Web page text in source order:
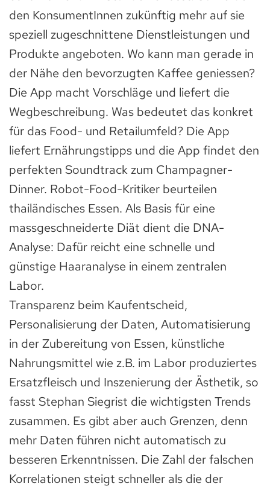
den KonsumentInnen zukünftig mehr auf sie
speziell zugeschnittene Dienstleistungen und
Produkte angeboten. Wo kann man gerade in
der Nähe den bevorzugten Kaffee geniessen?
Die App macht Vorschläge und liefert die
Wegbeschreibung. Was bedeutet das konkret
für das Food- und Retailumfeld? Die App
liefert Ernährungstipps und die App findet den
perfekten Soundtrack zum Champagner-
Dinner. Robot-Food-Kritiker beurteilen
thailändisches Essen. Als Basis für eine
massgeschneiderte Diät dient die DNA-
Analyse: Dafür reicht eine schnelle und
günstige Haaranalyse in einem zentralen
Labor.
Transparenz beim Kaufentscheid,
Personalisierung der Daten, Automatisierung
in der Zubereitung von Essen, künstliche
Nahrungsmittel wie z.B. im Labor produziertes
Ersatzfleisch und Inszenierung der Ästhetik, so
fasst Stephan Siegrist die wichtigsten Trends
zusammen. Es gibt aber auch Grenzen, denn
mehr Daten führen nicht automatisch zu
besseren Erkenntnissen. Die Zahl der falschen
Korrelationen steigt schneller als die der